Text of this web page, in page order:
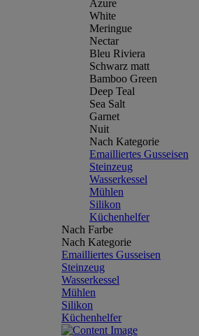
Azure
White
Meringue
Nectar
Bleu Riviera
Schwarz matt
Bamboo Green
Deep Teal
Sea Salt
Garnet
Nuit
Nach Kategorie
Emailliertes Gusseisen
Steinzeug
Wasserkessel
Mühlen
Silikon
Küchenhelfer
Nach Farbe
Nach Kategorie
Emailliertes Gusseisen
Steinzeug
Wasserkessel
Mühlen
Silikon
Küchenhelfer